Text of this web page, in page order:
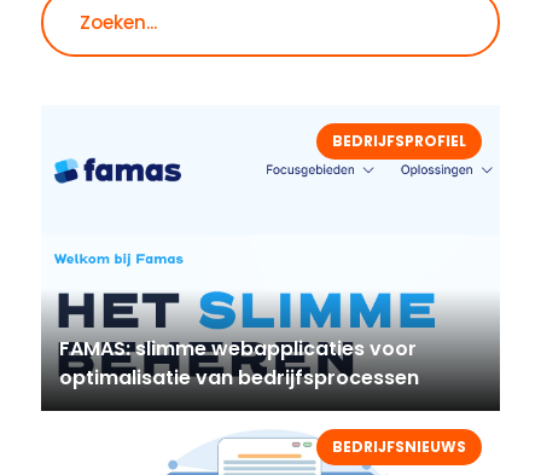
BEDRIJFSPROFIEL
FAMAS: slimme webapplicaties voor
optimalisatie van bedrijfsprocessen
BEDRIJFSNIEUWS